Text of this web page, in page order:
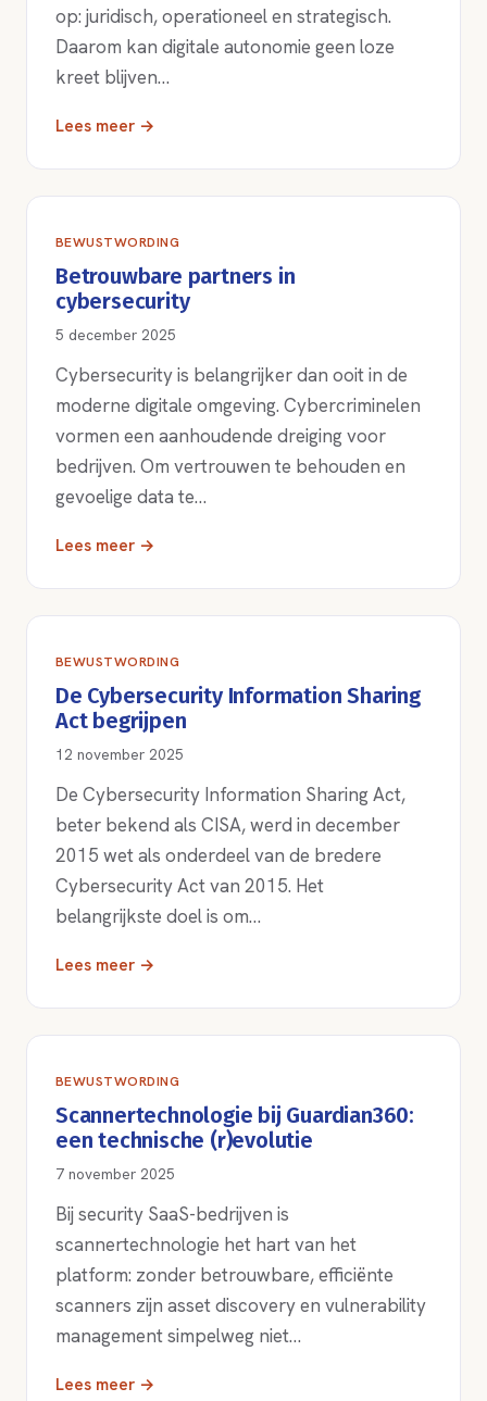
op: juridisch, operationeel en strategisch.
Daarom kan digitale autonomie geen loze
kreet blijven…
Lees meer →
BEWUSTWORDING
Betrouwbare partners in
cybersecurity
5 december 2025
Cybersecurity is belangrijker dan ooit in de
moderne digitale omgeving. Cybercriminelen
vormen een aanhoudende dreiging voor
bedrijven. Om vertrouwen te behouden en
gevoelige data te…
Lees meer →
BEWUSTWORDING
De Cybersecurity Information Sharing
Act begrijpen
12 november 2025
De Cybersecurity Information Sharing Act,
beter bekend als CISA, werd in december
2015 wet als onderdeel van de bredere
Cybersecurity Act van 2015. Het
belangrijkste doel is om…
Lees meer →
BEWUSTWORDING
Scannertechnologie bij Guardian360:
een technische (r)evolutie
7 november 2025
Bij security SaaS-bedrijven is
scannertechnologie het hart van het
platform: zonder betrouwbare, efficiënte
scanners zijn asset discovery en vulnerability
management simpelweg niet…
Lees meer →